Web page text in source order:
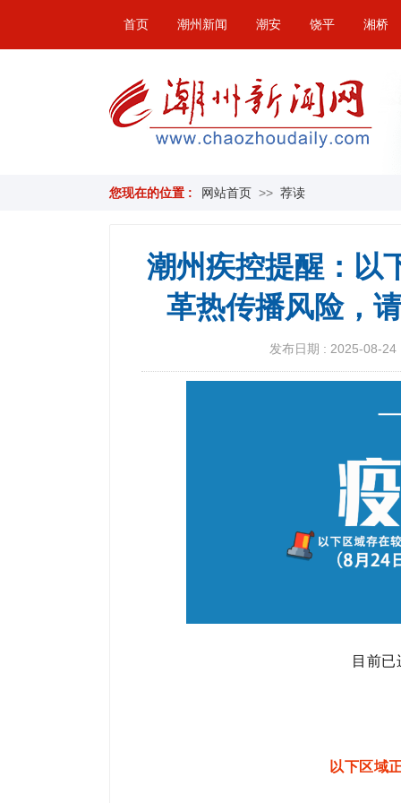
首页 潮州新闻 潮安 饶平 湘桥
您现在的位置 : 网站首页 >> 荐读
潮州疾控提醒：以
革热传播风险，
发布日期 : 2025-08-24
目前已
以下区域